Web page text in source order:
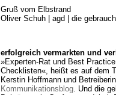
Gruß vom Elbstrand
Oliver Schuh | agd | die
erfolgreich vermarkten und
»Experten-Rat und Best
Checklisten«, heißt es auf dem
Kerstin Hoffmann und
Kommunikationsblog . Und die